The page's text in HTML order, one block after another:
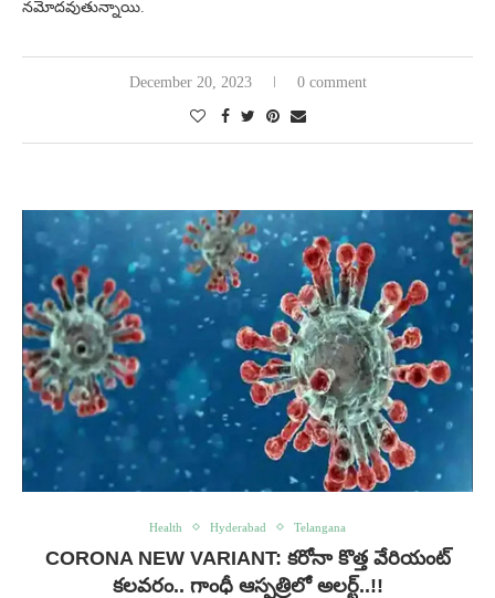
నమోదవుతున్నాయి.
December 20, 2023 0 comment
Health Hyderabad Telangana
CORONA NEW VARIANT: కరోనా కొత్త వేరియంట్
కలవరం.. గాంధీ ఆస్పత్రిలో అలర్ట్..!!